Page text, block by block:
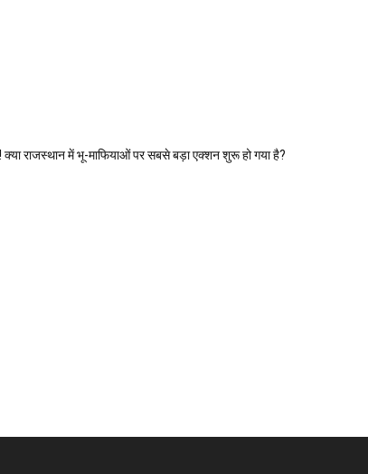
राजस्थान में भू-माफियाओं पर सबसे बड़ा एक्शन शुरू हो गया है?